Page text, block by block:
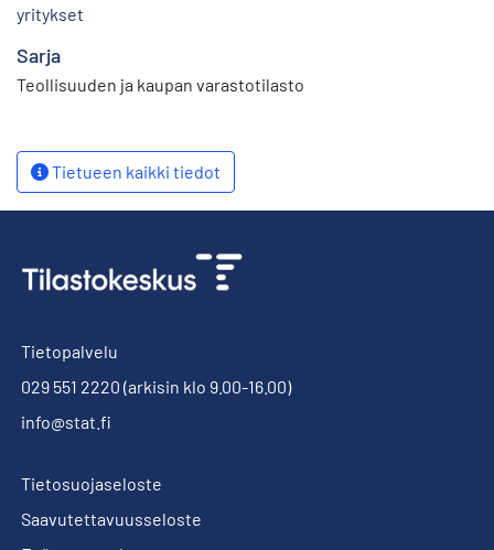
yritykset
Sarja
Teollisuuden ja kaupan varastotilasto
Tietueen kaikki tiedot
Tietopalvelu
029 551 2220 (arkisin klo 9.00-16.00)
info@stat.fi
Tietosuojaseloste
Saavutettavuusseloste